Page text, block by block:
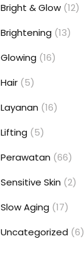
Bright & Glow (12)
Brightening (13)
Glowing (16)
Hair (5)
Layanan (16)
Lifting (5)
Perawatan (66)
Sensitive Skin (2)
Slow Aging (17)
Uncategorized (6)